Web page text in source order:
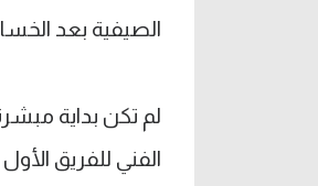
الصيفية بعد
لم تكن بداية